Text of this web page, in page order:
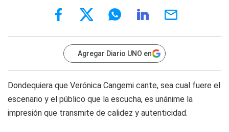
Agregar Diario UNO en
Dondequiera que Verónica Cangemi cante, sea cual fuere el
escenario y el público que la escucha, es unánime la
impresión que transmite de calidez y autenticidad.